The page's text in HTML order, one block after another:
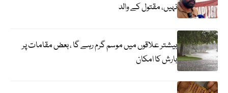
نہیں، مقتول کے والد
بیشتر علاقوں میں موسم گرم رہے گا ، بعض مقامات پر
بارش کا امکان